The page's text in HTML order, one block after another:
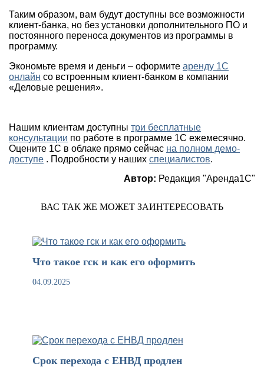
Таким образом, вам будут доступны все возможности
клиент-банка, но без установки дополнительного ПО и
постоянного переноса документов из программы в
программу.
Экономьте время и деньги – оформите аренду 1С
онлайн со встроенным клиент-банком в компании
«Деловые решения».
Нашим клиентам доступны три бесплатные
консультации по работе в программе 1С ежемесячно.
Оцените 1С в облаке прямо сейчас на полном демо-
доступе . Подробности у наших специалистов.
Автор: Редакция "Аренда1С"
ВАС ТАК ЖЕ МОЖЕТ ЗАИНТЕРЕСОВАТЬ
Что такое гск и как его оформить
04.09.2025
Срок перехода с ЕНВД продлен